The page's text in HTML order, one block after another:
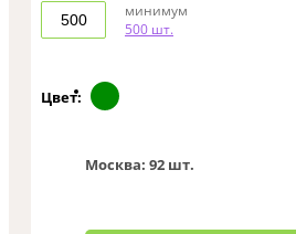
минимум
500 шт.
Цвет:
Москва: 92 шт.